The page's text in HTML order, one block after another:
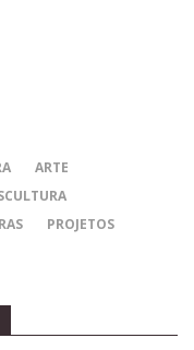
ARTE
PROJETOS